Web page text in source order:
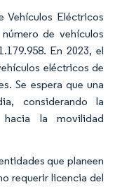
Vehículos Eléctricos
de vehículos
En 2023, el
eléctricos de
Se espera que una
considerando la
la movilidad
que planeen
requerir licencia del